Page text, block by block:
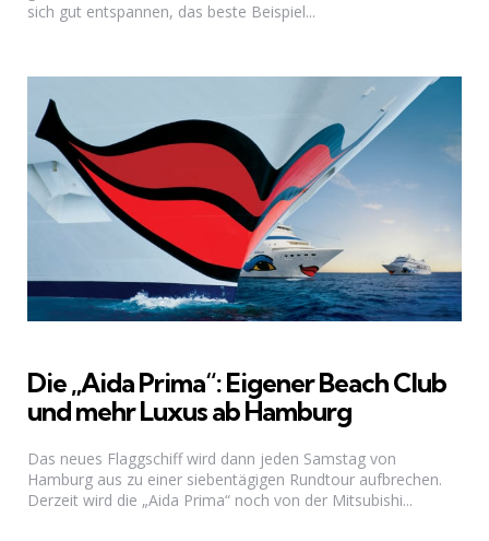
sich gut entspannen, das beste Beispiel...
Die „Aida Prima“: Eigener Beach Club
und mehr Luxus ab Hamburg
Das neues Flaggschiff wird dann jeden Samstag von
Hamburg aus zu einer siebentägigen Rundtour aufbrechen.
Derzeit wird die „Aida Prima“ noch von der Mitsubishi...